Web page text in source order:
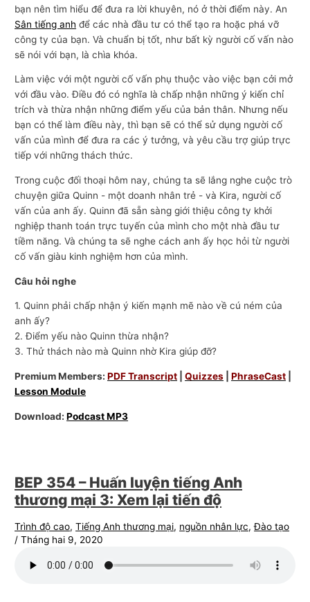
bạn nên tìm hiểu để đưa ra lời khuyên, nó ở thời điểm này. An
Sân tiếng anh để các nhà đầu tư có thể tạo ra hoặc phá vỡ
công ty của bạn. Và chuẩn bị tốt, như bất kỳ người cố vấn nào
sẽ nói với bạn, là chìa khóa.
Làm việc với một người cố vấn phụ thuộc vào việc bạn cởi mở
với đầu vào. Điều đó có nghĩa là chấp nhận những ý kiến ​​chỉ
trích và thừa nhận những điểm yếu của bản thân. Nhưng nếu
bạn có thể làm điều này, thì bạn sẽ có thể sử dụng người cố
vấn của mình để đưa ra các ý tưởng, và yêu cầu trợ giúp trực
tiếp với những thách thức.
Trong cuộc đối thoại hôm nay, chúng ta sẽ lắng nghe cuộc trò
chuyện giữa Quinn - một doanh nhân trẻ - và Kira, người cố
vấn của anh ấy. Quinn đã sẵn sàng giới thiệu công ty khởi
nghiệp thanh toán trực tuyến của mình cho một nhà đầu tư
tiềm năng. Và chúng ta sẽ nghe cách anh ấy học hỏi từ người
cố vấn giàu kinh nghiệm hơn của mình.
Câu hỏi nghe
1. Quinn phải chấp nhận ý kiến ​​mạnh mẽ nào về cú ném của
anh ấy?
2. Điểm yếu nào Quinn thừa nhận?
3. Thử thách nào mà Quinn nhờ Kira giúp đỡ?
Premium Members:PDF Transcript |Quizzes |PhraseCast
Lesson Module
Download:Podcast MP3
BEP 354 – Huấn luyện tiếng Anh
thương mại 3: Xem lại tiến độ
Trình độ cao,Tiếng Anh thương mại, nguồn nhân lực,Đào tạo
/Tháng hai 9, 2020